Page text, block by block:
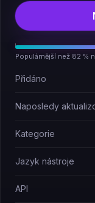
Populárnější než 82 %
Přidáno
Naposledy
Kategorie
Jazyk nástroje
API